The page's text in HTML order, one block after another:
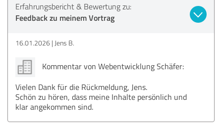
Erfahrungsbericht & Bewertung zu:
Feedback zu meinem Vortrag
16.01.2026 Jens B.
Kommentar von Webentwicklung Schäfer:
Vielen Dank für die Rückmeldung, Jens.
Schön zu hören, dass meine Inhalte persönlich und
klar angekommen sind.